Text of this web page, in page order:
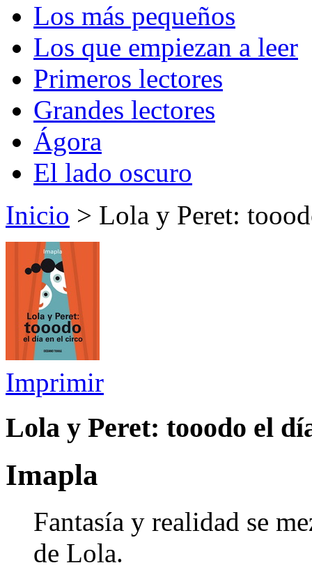
Los más pequeños
Los que empiezan a leer
Primeros lectores
Grandes lectores
Ágora
El lado oscuro
Inicio > Lola y Peret:
Imprimir
Lola y Peret: tooodo el
Imapla
Fantasía y realidad se
de Lola.